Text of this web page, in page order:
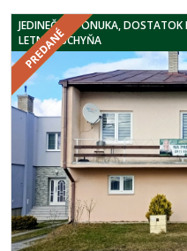
JEDINEČNÁ PONUKA,
LETNÁ KUCHYŇA